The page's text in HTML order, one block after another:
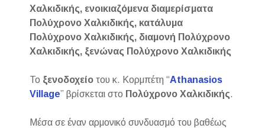
Χαλκιδικής, ενοικιαζόμενα διαμερίσματα
Πολύχρονο Χαλκιδικής, κατάλυμα
Πολύχρονο Χαλκιδικής, διαμονή Πολύχρονο
Χαλκιδικής, ξενώνας Πολύχρονο Χαλκιδικής
Το ξενοδοχείο του κ. Κορμπέτη “Athanasios
Village” βρίσκεται στο Πολύχρονο Χαλκιδικής.
Μέσα σε έναν αρμονικό συνδυασμό του βαθέως